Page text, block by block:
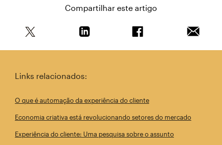
Compartilhar este artigo
Links relacionados:
O que é automação da experiência do cliente
Economia criativa está revolucionando setores do mercado
Experiência do cliente: Uma pesquisa sobre o assunto